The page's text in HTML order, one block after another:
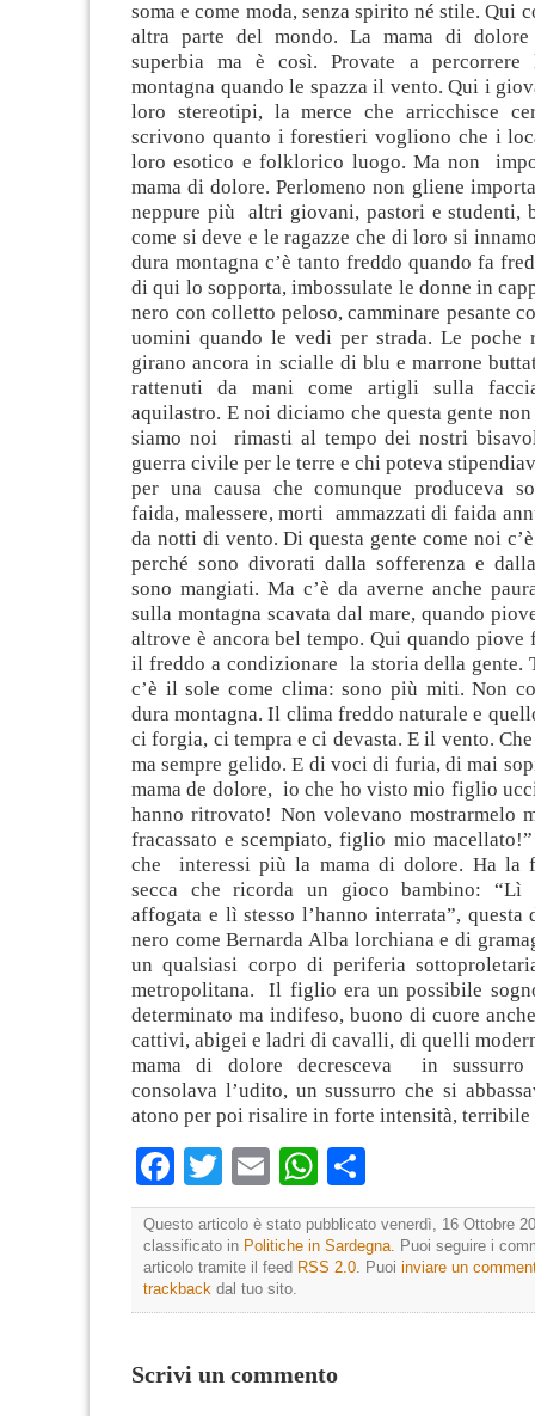
soma e come moda, senza spirito né stile. Qui
altra parte del mondo. La mama di
superbia ma è così. Provate a percorrere
montagna quando le spazza il vento. Qui i
loro stereotipi, la merce che arricchisce
scrivono quanto i forestieri vogliono che i
loro esotico e folklorico luogo. Ma non
mama di dolore. Perlomeno non gliene
neppure più altri giovani, pastori e studenti,
come si deve e le ragazze che di loro si
dura montagna c’è tanto freddo quando fa
di qui lo sopporta, imbossulate le donne in
nero con colletto peloso, camminare pesante
uomini quando le vedi per strada. Le poche
girano ancora in scialle di blu e marrone
rattenuti da mani come artigli sulla
aquilastro. E noi diciamo che questa gente
siamo noi rimasti al tempo dei nostri
guerra civile per le terre e chi poteva
per una causa che comunque produceva
faida, malessere, morti ammazzati di faida
da notti di vento. Di questa gente come noi
perché sono divorati dalla sofferenza e
sono mangiati. Ma c’è da averne anche
sulla montagna scavata dal mare, quando
altrove è ancora bel tempo. Qui quando
il freddo a condizionare la storia della gente.
c’è il sole come clima: sono più miti. Non
dura montagna. Il clima freddo naturale e
ci forgia, ci tempra e ci devasta. E il vento.
ma sempre gelido. E di voci di furia, di mai
mama de dolore, io che ho visto mio figlio
hanno ritrovato! Non volevano mostrarmelo
fracassato e scempiato, figlio mio
che interessi più la mama di dolore. Ha la
secca che ricorda un gioco bambino: “Lì
affogata e lì stesso l’hanno interrata”, questa
nero come Bernarda Alba lorchiana e di
un qualsiasi corpo di periferia
metropolitana. Il figlio era un possibile
determinato ma indifeso, buono di cuore
cattivi, abigei e ladri di cavalli, di quelli
mama di dolore decresceva in
consolava l’udito, un sussurro che si
atono per poi risalire in forte intensità,
Facebook
TwitterEmailWhatsApp
Questo articolo è stato pubblicato venerdì, 16 Ottobre
classificato in Politiche in Sardegna. Puoi seguire i
articolo tramite il feed RSS 2.0. Puoi inviare un
trackback dal tuo sito.
Scrivi un commento